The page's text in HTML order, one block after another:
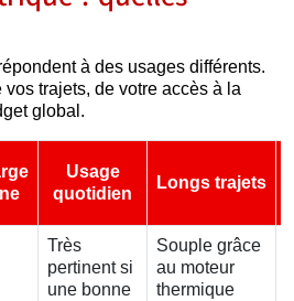
à des usages différents.
trajets, de votre accès à la
global.
Usage
quotidien
Longs trajets
Très
pertinent si
une bonne
Souple grâce
au moteur
thermique